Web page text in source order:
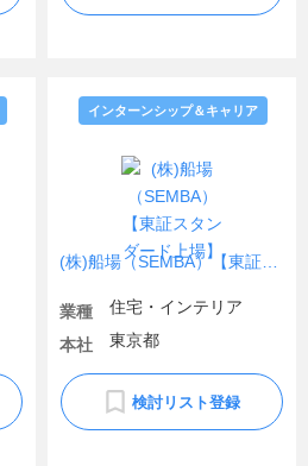
インターンシップ＆キャリア
業種
住宅・インテリア
本社
東京都
検討リスト登録